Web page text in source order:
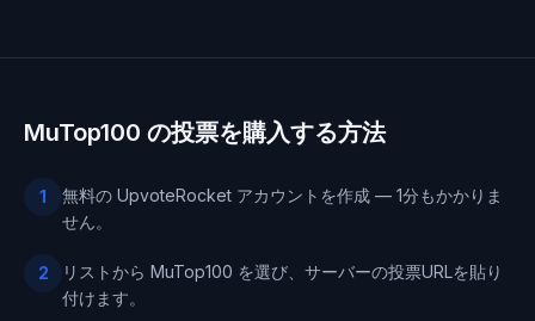
MuTop100 の投票を購入する方法
1
無料の UpvoteRocket アカウントを作成 — 1分もかかりま
せん。
2
リストから MuTop100 を選び、サーバーの投票URLを貼り
付けます。